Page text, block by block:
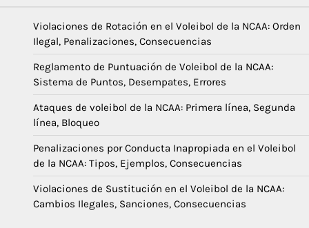
Violaciones de Rotación en el Voleibol de la NCAA: Orden
Ilegal, Penalizaciones, Consecuencias
Reglamento de Puntuación de Voleibol de la NCAA:
Sistema de Puntos, Desempates, Errores
Ataques de voleibol de la NCAA: Primera línea, Segunda
línea, Bloqueo
Penalizaciones por Conducta Inapropiada en el Voleibol
de la NCAA: Tipos, Ejemplos, Consecuencias
Violaciones de Sustitución en el Voleibol de la NCAA:
Cambios Ilegales, Sanciones, Consecuencias